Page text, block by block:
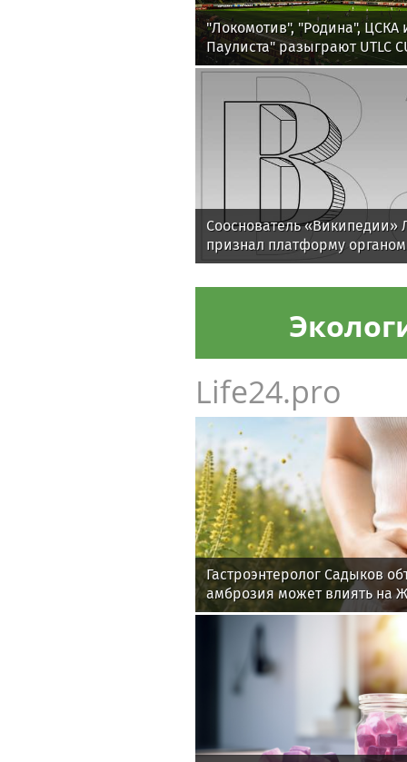
"Локомотив", "Родина", ЦСКА
Паулиста" разыграют UTLC
Сооснователь «Википедии»
признал платформу
Life24.pro
Гастроэнтеролог Садыков
амброзия может влиять на